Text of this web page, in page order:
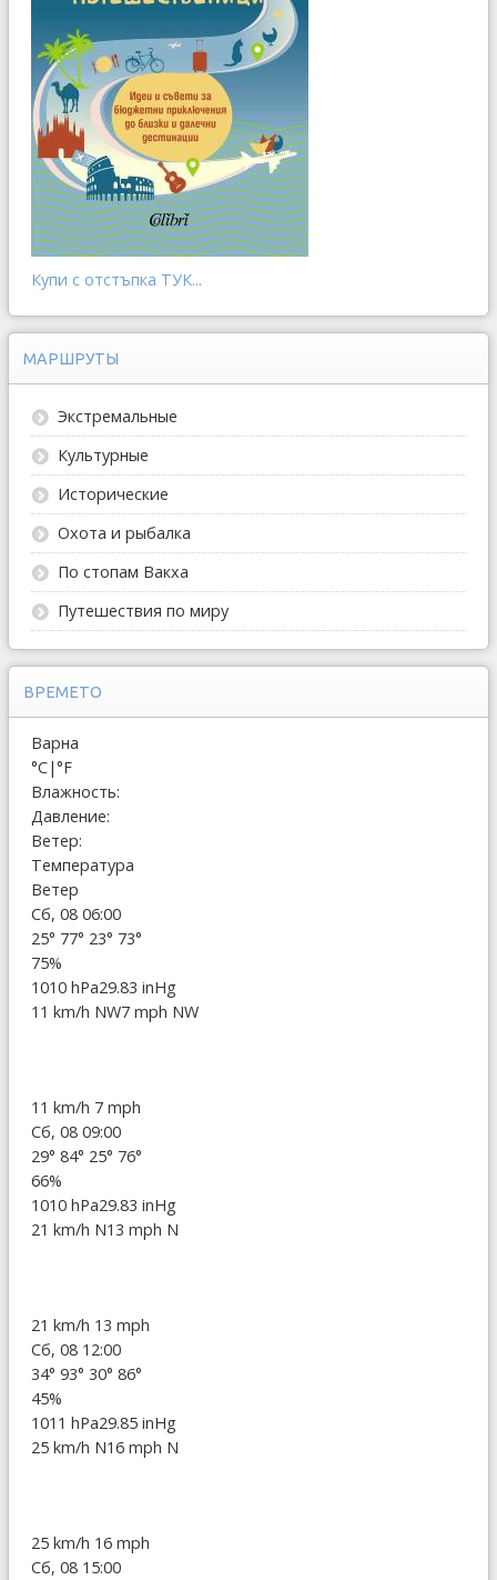
Купи с отстъпка ТУК...
МАРШРУТЫ
Экстремальные
Культурные
Исторические
Охота и рыбалка
По стопам Вакха
Путешествия по миру
ВРЕМЕТО
Варна
°C|°F
Влажность:
Давление:
Ветер:
Температура
Ветер
Сб, 08 06:00
25° 77° 23° 73°
75%
1010 hPa29.83 inHg
11 km/h NW7 mph NW
11 km/h 7 mph
Сб, 08 09:00
29° 84° 25° 76°
66%
1010 hPa29.83 inHg
21 km/h N13 mph N
21 km/h 13 mph
Сб, 08 12:00
34° 93° 30° 86°
45%
1011 hPa29.85 inHg
25 km/h N16 mph N
25 km/h 16 mph
Сб, 08 15:00